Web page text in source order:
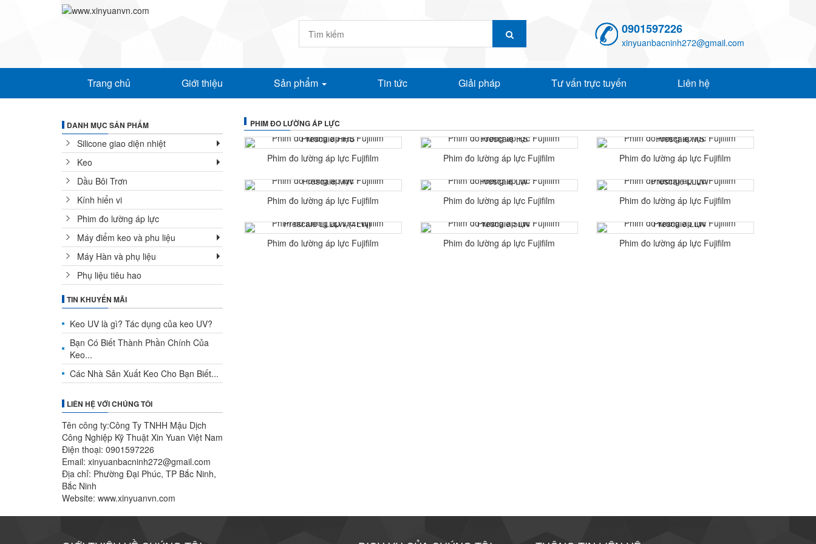
0901597226
xinyuanbacninh272@gmail.com
Trang chủ Giới thiệu Sản phẩm Tin tức Giải pháp Tư vấn trực tuyến Liên hệ
DANH MỤC SẢN PHẨM
Silicone giao diện nhiệt
Keo
Dầu Bôi Trơn
Kính hiển vi
Phim đo lường áp lực
Máy điểm keo và phu liệu
Máy Hàn và phụ liệu
Phụ liệu tiêu hao
TIN KHUYẾN MÃI
Keo UV là gì? Tác dụng của keo UV?
Bạn Có Biết Thành Phần Chính Của
Keo...
Các Nhà Sản Xuất Keo Cho Bạn Biết...
LIÊN HỆ VỚI CHÚNG TÔI
Tên công ty:Công Ty TNHH Mậu Dịch
Công Nghiệp Kỹ Thuật Xin Yuan Việt Nam
Điện thoại: 0901597226
Email: xinyuanbacninh272@gmail.com
Địa chỉ: Phường Đại Phúc, TP Bắc Ninh,
Bắc Ninh
Website: www.xinyuanvn.com
PHIM ĐO LƯỜNG ÁP LỰC
Phim đo lường áp lực Fujifilm
Phim đo lường áp lực Fujifilm
Phim đo lường áp lực Fujifilm
Phim đo lường áp lực Fujifilm
Phim đo lường áp lực Fujifilm
Phim đo lường áp lực Fujifilm
Phim đo lường áp lực Fujifilm
Phim đo lường áp lực Fujifilm
Phim đo lường áp lực Fujifilm